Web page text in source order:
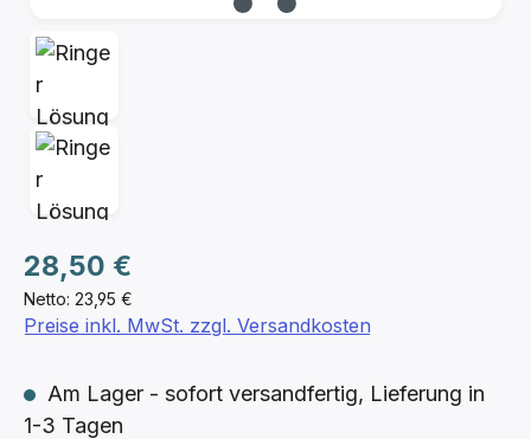
Netto: 23,95 €
Regulärer Preis:
28,50 €
Preise inkl. MwSt. zzgl. Versandkosten
Am Lager - sofort versandfertig, Lieferung in
1-3 Tagen